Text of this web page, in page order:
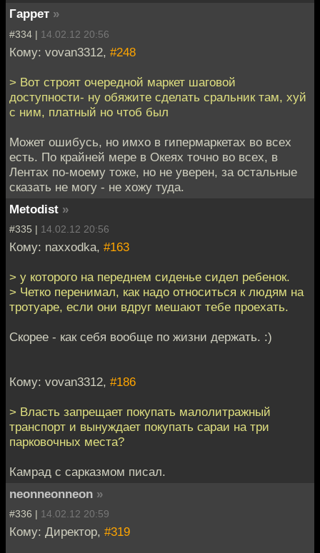
Гаррет »
#334 | 14.02.12 20:56
Кому: vovan3312, #248
> Вот строят очередной маркет шаговой
доступности- ну обяжите сделать сральник там, хуй
с ним, платный но чтоб был
Может ошибусь, но имхо в гипермаркетах во всех
есть. По крайней мере в Океях точно во всех, в
Лентах по-моему тоже, но не уверен, за остальные
сказать не могу - не хожу туда.
Metodist »
#335 | 14.02.12 20:56
Кому: naxxodka, #163
> у которого на переднем сиденье сидел ребенок.
> Четко перенимал, как надо относиться к людям на
тротуаре, если они вдруг мешают тебе проехать.
Скорее - как себя вообще по жизни держать. :)
Кому: vovan3312, #186
> Власть запрещает покупать малолитражный
транспорт и вынуждает покупать сараи на три
парковочных места?
Камрад с сарказмом писал.
neonneonneon »
#336 | 14.02.12 20:59
Кому: Директор, #319